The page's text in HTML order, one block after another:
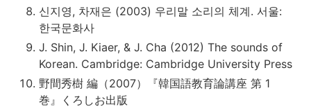
신지영, 차재은 (2003) 우리말 소리의 체계. 서울:
한국문화사
J. Shin, J. Kiaer, & J. Cha (2012) The sounds of
Korean. Cambridge: Cambridge University Press
野間秀樹 編（2007）『韓国語教育論講座 第 1
巻』くろしお出版